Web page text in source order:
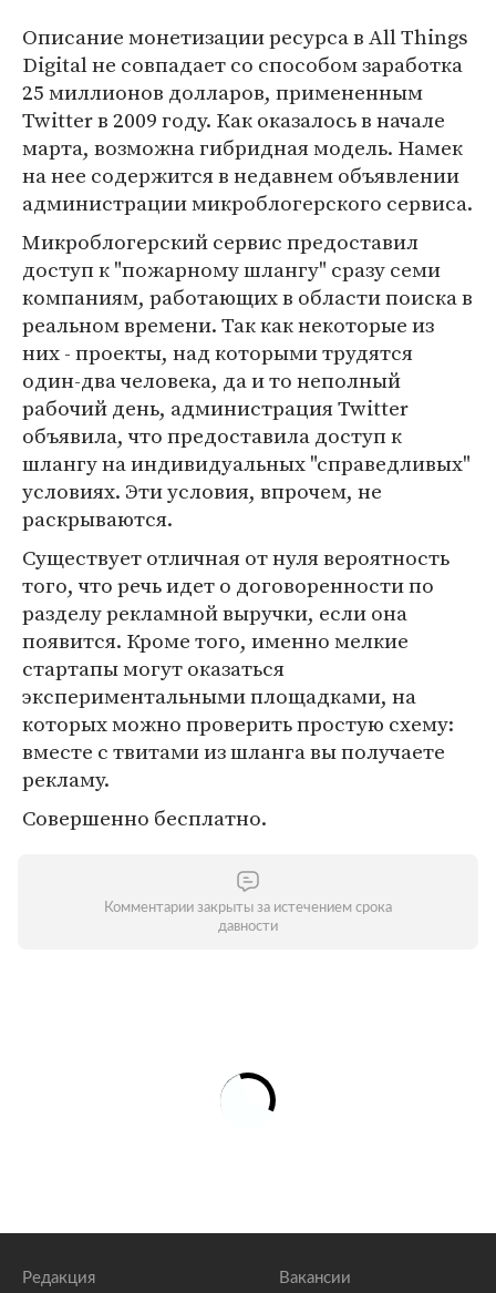
Описание монетизации ресурса в All Things
Digital не совпадает со способом заработка
25 миллионов долларов, примененным
Twitter в 2009 году. Как оказалось в начале
марта, возможна гибридная модель. Намек
на нее содержится в недавнем объявлении
администрации микроблогерского сервиса.
Микроблогерский сервис предоставил
доступ к "пожарному шлангу" сразу семи
компаниям, работающих в области поиска в
реальном времени. Так как некоторые из
них - проекты, над которыми трудятся
один-два человека, да и то неполный
рабочий день, администрация Twitter
объявила, что предоставила доступ к
шлангу на индивидуальных "справедливых"
условиях. Эти условия, впрочем, не
раскрываются.
Существует отличная от нуля вероятность
того, что речь идет о договоренности по
разделу рекламной выручки, если она
появится. Кроме того, именно мелкие
стартапы могут оказаться
экспериментальными площадками, на
которых можно проверить простую схему:
вместе с твитами из шланга вы получаете
рекламу.
Совершенно бесплатно.
Комментарии закрыты за истечением срока
давности
Редакция Вакансии